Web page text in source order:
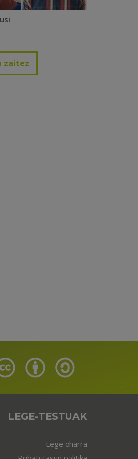
zaitez
LEGE-TESTUAK
Lege oharra